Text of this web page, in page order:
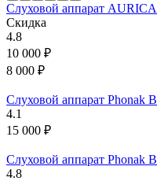
Слуховой аппарат
Скидка
4.8
10 000 ₽
8 000 ₽
Слуховой аппарат Phonak
4.1
15 000 ₽
Слуховой аппарат Phonak
4.8